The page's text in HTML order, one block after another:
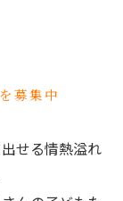
募集中
せる情熱溢れ